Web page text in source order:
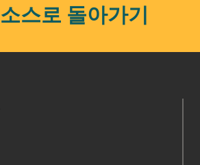
스로 돌아가기